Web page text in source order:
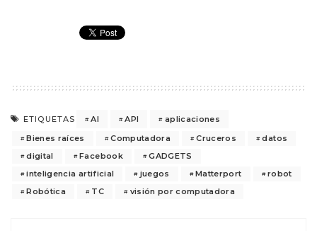
ETIQUETAS AI API
aplicaciones
Bienes raíces
Computadora Cruceros
datos
digital
Facebook
GADGETS
inteligencia artificial
juegos Matterport
robot
Robótica
TC visión por computadora